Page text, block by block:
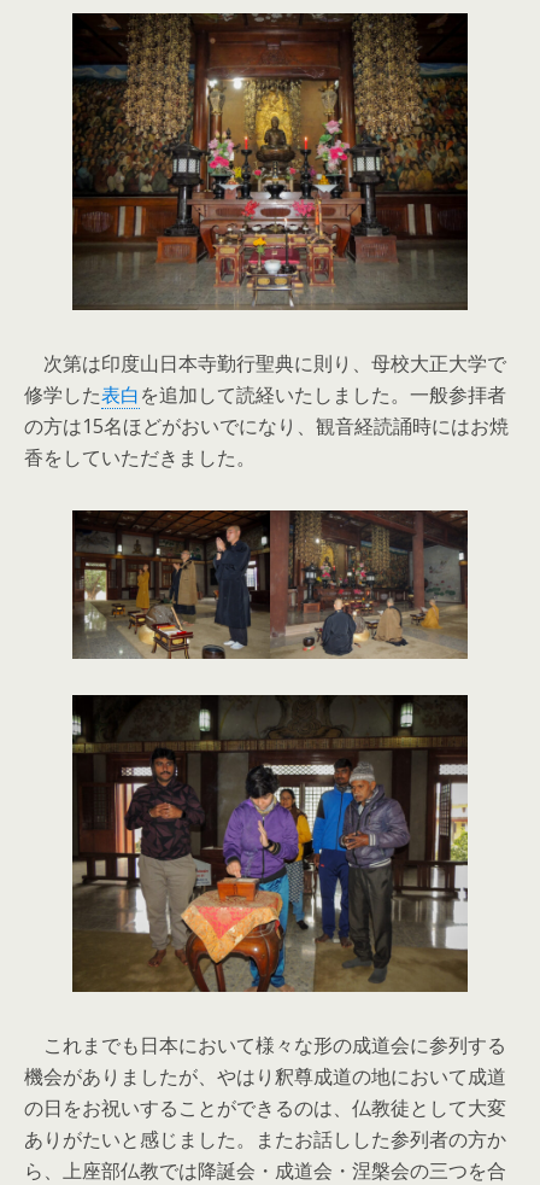
次第は印度山日本寺勤行聖典に則り、母校大正大学で
修学した表白を追加して読経いたしました。一般参拝者
の方は15名ほどがおいでになり、観音経読誦時にはお焼
香をしていただきました。
これまでも日本において様々な形の成道会に参列する
機会がありましたが、やはり釈尊成道の地において成道
の日をお祝いすることができるのは、仏教徒として大変
ありがたいと感じました。またお話しした参列者の方か
ら、上座部仏教では降誕会・成道会・涅槃会の三つを合